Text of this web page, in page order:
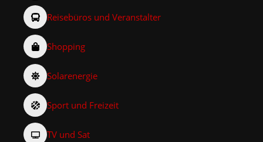
Reisebüros und Veranstalter
Shopping
Solarenergie
Sport und Freizeit
TV und Sat